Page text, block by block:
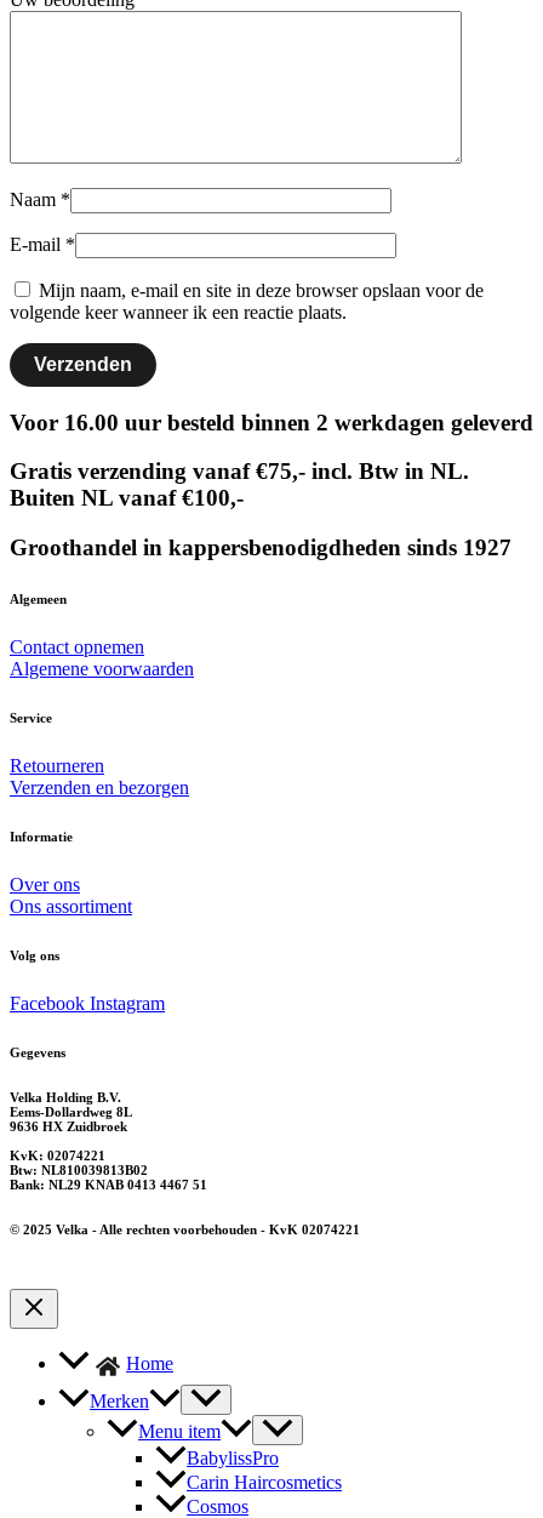
Naam *
E-mail *
Mijn naam, e-mail en site in deze browser opslaan voor de
volgende keer wanneer ik een reactie plaats.
Voor 16.00 uur besteld binnen 2 werkdagen geleverd
Gratis verzending vanaf €75,- incl. Btw in NL.
Buiten NL vanaf €100,-
Groothandel in kappersbenodigdheden sinds 1927
Algemeen
Contact opnemen
Algemene voorwaarden
Service
Retourneren
Verzenden en bezorgen
Informatie
Over ons
Ons assortiment
Volg ons
Facebook Instagram
Gegevens
Velka Holding B.V.
Eems-Dollardweg 8L
9636 HX Zuidbroek
KvK: 02074221
Btw: NL810039813B02
Bank: NL29 KNAB 0413 4467 51
© 2025 Velka - Alle rechten voorbehouden - KvK 02074221
Home
Merken
Menu item
BabylissPro
Carin Haircosmetics
Cosmos